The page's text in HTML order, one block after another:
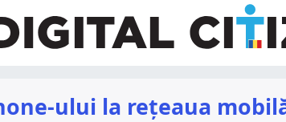
ului la rețeaua